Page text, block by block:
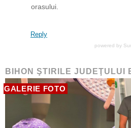
orasului.
Reply
powered by
BIHON ŞTIRILE JUDEŢULUI
GALERIE FOTO